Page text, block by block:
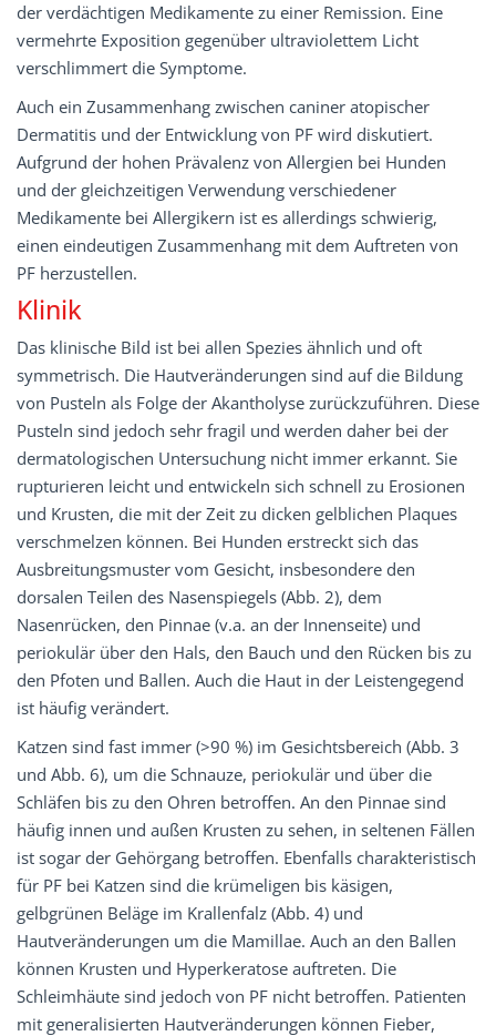
der verdächtigen Medikamente zu einer Remission. Eine
vermehrte Exposition gegenüber ultraviolettem Licht
verschlimmert die Symptome.
Auch ein Zusammenhang zwischen caniner atopischer
Dermatitis und der Entwicklung von PF wird diskutiert.
Aufgrund der hohen Prävalenz von Allergien bei Hunden
und der gleichzeitigen Verwendung verschiedener
Medikamente bei Allergikern ist es allerdings schwierig,
einen eindeutigen Zusammenhang mit dem Auftreten von
PF herzustellen.
Klinik
Das klinische Bild ist bei allen Spezies ähnlich und oft
symmetrisch. Die Hautveränderungen sind auf die Bildung
von Pusteln als Folge der Akantholyse zurückzuführen. Diese
Pusteln sind jedoch sehr fragil und werden daher bei der
dermatologischen Untersuchung nicht immer erkannt. Sie
rupturieren leicht und entwickeln sich schnell zu Erosionen
und Krusten, die mit der Zeit zu dicken gelblichen Plaques
verschmelzen können. Bei Hunden erstreckt sich das
Ausbreitungsmuster vom Gesicht, insbesondere den
dorsalen Teilen des Nasenspiegels (Abb. 2), dem
Nasenrücken, den Pinnae (v.a. an der Innenseite) und
periokulär über den Hals, den Bauch und den Rücken bis zu
den Pfoten und Ballen. Auch die Haut in der Leistengegend
ist häufig verändert.
Katzen sind fast immer (>90 %) im Gesichtsbereich (Abb. 3
und Abb. 6), um die Schnauze, periokulär und über die
Schläfen bis zu den Ohren betroffen. An den Pinnae sind
häufig innen und außen Krusten zu sehen, in seltenen Fällen
ist sogar der Gehörgang betroffen. Ebenfalls charakteristisch
für PF bei Katzen sind die krümeligen bis käsigen,
gelbgrünen Beläge im Krallenfalz (Abb. 4) und
Hautveränderungen um die Mamillae. Auch an den Ballen
können Krusten und Hyperkeratose auftreten. Die
Schleimhäute sind jedoch von PF nicht betroffen. Patienten
mit generalisierten Hautveränderungen können Fieber,